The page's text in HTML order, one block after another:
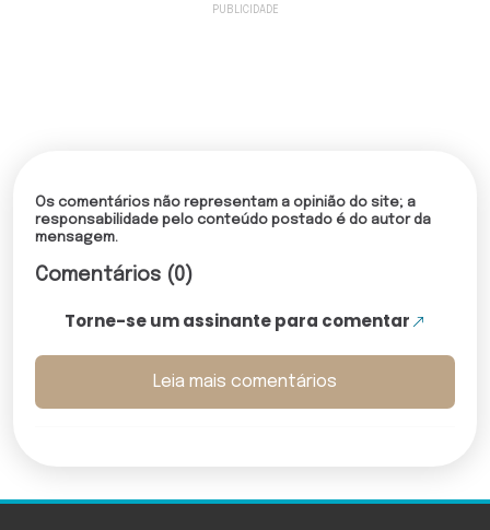
Os comentários não representam a opinião do site; a
responsabilidade pelo conteúdo postado é do autor da
mensagem.
Comentários (0)
Torne-se um assinante para comentar
Leia mais comentários